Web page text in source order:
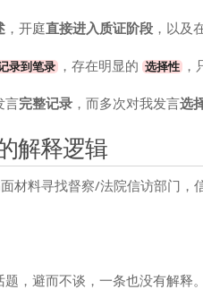
，开庭直接进入质证阶段 ，以及
录到笔录 ，存在明显的 选择性 ，
言完整记录 ，而多次对我发言选
解释逻辑
材料寻找督察/法院信访部门，
，避而不谈，一条也没有解释。